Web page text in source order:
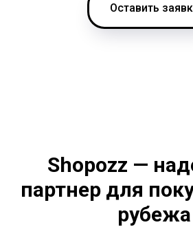
Оставить
Shopozz —
партнер для
рубежа